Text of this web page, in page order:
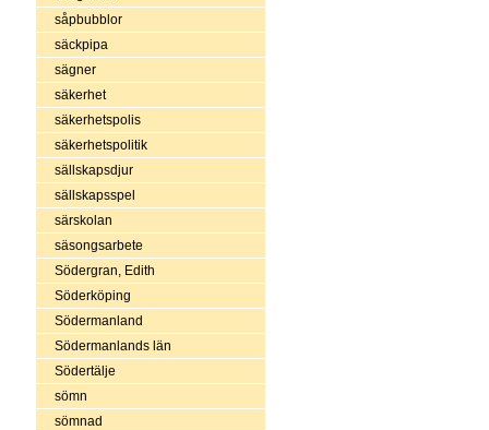
såpbubblor
säckpipa
sägner
säkerhet
säkerhetspolis
säkerhetspolitik
sällskapsdjur
sällskapsspel
särskolan
säsongsarbete
Södergran, Edith
Söderköping
Södermanland
Södermanlands län
Södertälje
sömn
sömnad